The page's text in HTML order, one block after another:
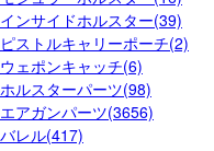
インサイドホルスター(39)
ピストルキャリーポーチ(2)
ウェポンキャッチ(6)
ホルスターパーツ(98)
エアガンパーツ(3656)
バレル(417)